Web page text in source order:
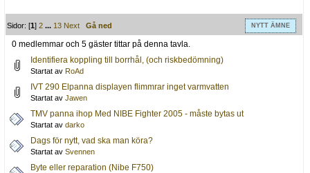
Sidor: [1]2 ... 13 Next Gå ned NYTT ÄMNE
0 medlemmar och 5 gäster tittar på denna tavla.
Identifiera koppling till borrhål, (och riskbedömning)
Startat av RoAd
IVT 290 Elpanna displayen flimmrar inget varmvatten
Startat av Jawen
TMV panna ihop Med NIBE Fighter 2005 - måste bytas ut
Startat av darko
Dags för nytt, vad ska man köra?
Startat av Svennen
Byte eller reparation (Nibe F750)